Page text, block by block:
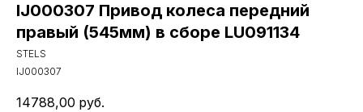
IJ000307 Привод колеса передний
правый (545мм) в сборе LU091134
STELS
IJ000307
14788,00 руб.